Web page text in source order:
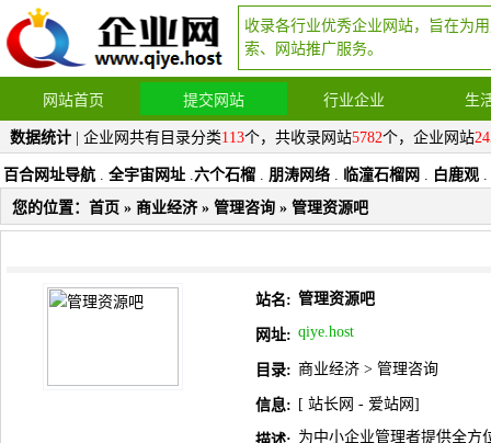
收录各行业优秀企业网站，旨在为
索、网站推广服务。
网站首页 提交网站 行业企业 生
数据统计 | 企业网共有目录分类113个，共收录网站5782个，企业网站
百合网址导航 . 全宇宙网址 .六个石榴 . 朋涛网络 . 临潼石榴网 . 白鹿观 .
您的位置： 首页 » 商业经济» 管理咨询 » 管理资源吧
站名: 管理资源吧
网址: qiye.host
目录: 商业经济 > 管理咨询
信息: [ 站长网 - 爱站网 ]
为中小企业管理者提供全方